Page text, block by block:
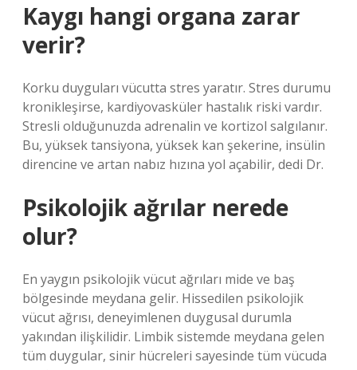
Kaygı hangi organa zarar
verir?
Korku duyguları vücutta stres yaratır. Stres durumu
kronikleşirse, kardiyovasküler hastalık riski vardır.
Stresli olduğunuzda adrenalin ve kortizol salgılanır.
Bu, yüksek tansiyona, yüksek kan şekerine, insülin
direncine ve artan nabız hızına yol açabilir, dedi Dr.
Psikolojik ağrılar nerede
olur?
En yaygın psikolojik vücut ağrıları mide ve baş
bölgesinde meydana gelir. Hissedilen psikolojik
vücut ağrısı, deneyimlenen duygusal durumla
yakından ilişkilidir. Limbik sistemde meydana gelen
tüm duygular, sinir hücreleri sayesinde tüm vücuda